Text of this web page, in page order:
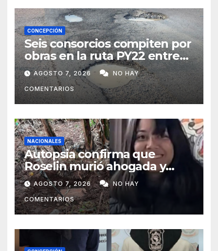
CONCEPCIÓN
Seis consorcios compiten por
obras en la ruta PY22 entre
Concepción y Vallemí
AGOSTO 7, 2026 NO HAY
COMENTARIOS
NACIONALES
Autopsia confirma que
Roselin murió ahogada y
luego sufrió una violenta
mutilación
AGOSTO 7, 2026 NO HAY
COMENTARIOS